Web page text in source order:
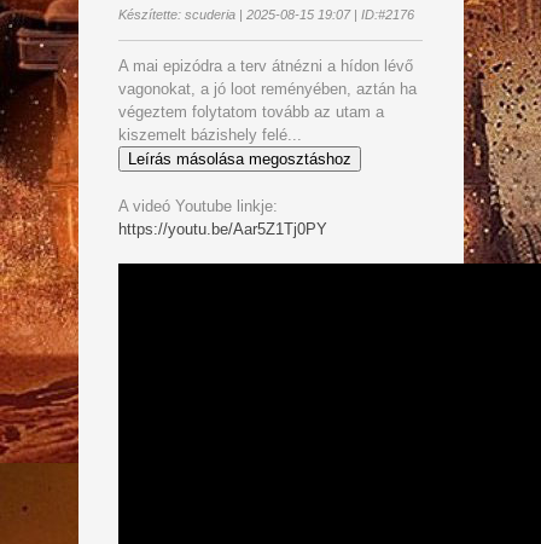
Készítette: scuderia | 2025-08-15 19:07 | ID:#2176
A mai epizódra a terv átnézni a hídon lévő
vagonokat, a jó loot reményében, aztán ha
végeztem folytatom tovább az utam a
kiszemelt bázishely felé...
Leírás másolása megosztáshoz
A videó Youtube linkje:
https://youtu.be/Aar5Z1Tj0PY